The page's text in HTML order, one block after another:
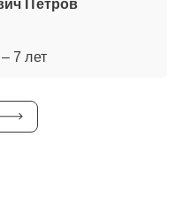
Петров
7 лет